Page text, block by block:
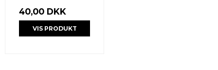
40,00 DKK
VIS PRODUKT